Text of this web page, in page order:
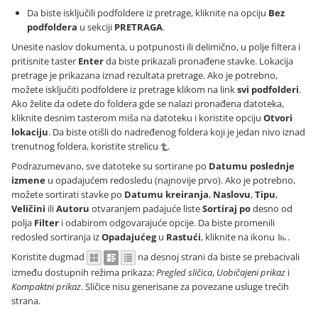
Da biste isključili podfoldere iz pretrage, kliknite na opciju Bez
podfoldera u sekciji PRETRAGA.
Unesite naslov dokumenta, u potpunosti ili delimično, u polje filtera i
pritisnite taster Enterda biste prikazali pronađene stavke. Lokacija
pretrage je prikazana iznad rezultata pretrage. Ako je potrebno,
možete isključiti podfoldere iz pretrage klikom na linksvi podfolderi.
Ako želite da odete do foldera gde se nalazi pronađena datoteka,
kliknite desnim tasterom miša na datoteku i koristite opciju Otvori
lokaciju. Da biste otišli do nadređenog foldera koji je jedan nivo iznad
trenutnog foldera, koristite strelicu
.
Podrazumevano, sve datoteke su sortirane po Datumu poslednje
izmene u opadajućem redosledu (najnovije prvo). Ako je potrebno,
možete sortirati stavke po Datumu kreiranja, Naslovu,Tipu,
Veličini iliAutoru otvaranjem padajuće listeSortiraj podesno od
polja Filter i odabirom odgovarajuće opcije. Da biste promenili
redosled sortiranja izOpadajućegu Rastući, kliknite na ikonu
.
Koristite dugmad
na desnoj strani da biste se prebacivali
između dostupnih režima prikaza:Pregled sličica, Uobičajeni prikaz i
Kompaktni prikaz. Sličice nisu generisane za povezane usluge trećih
strana.